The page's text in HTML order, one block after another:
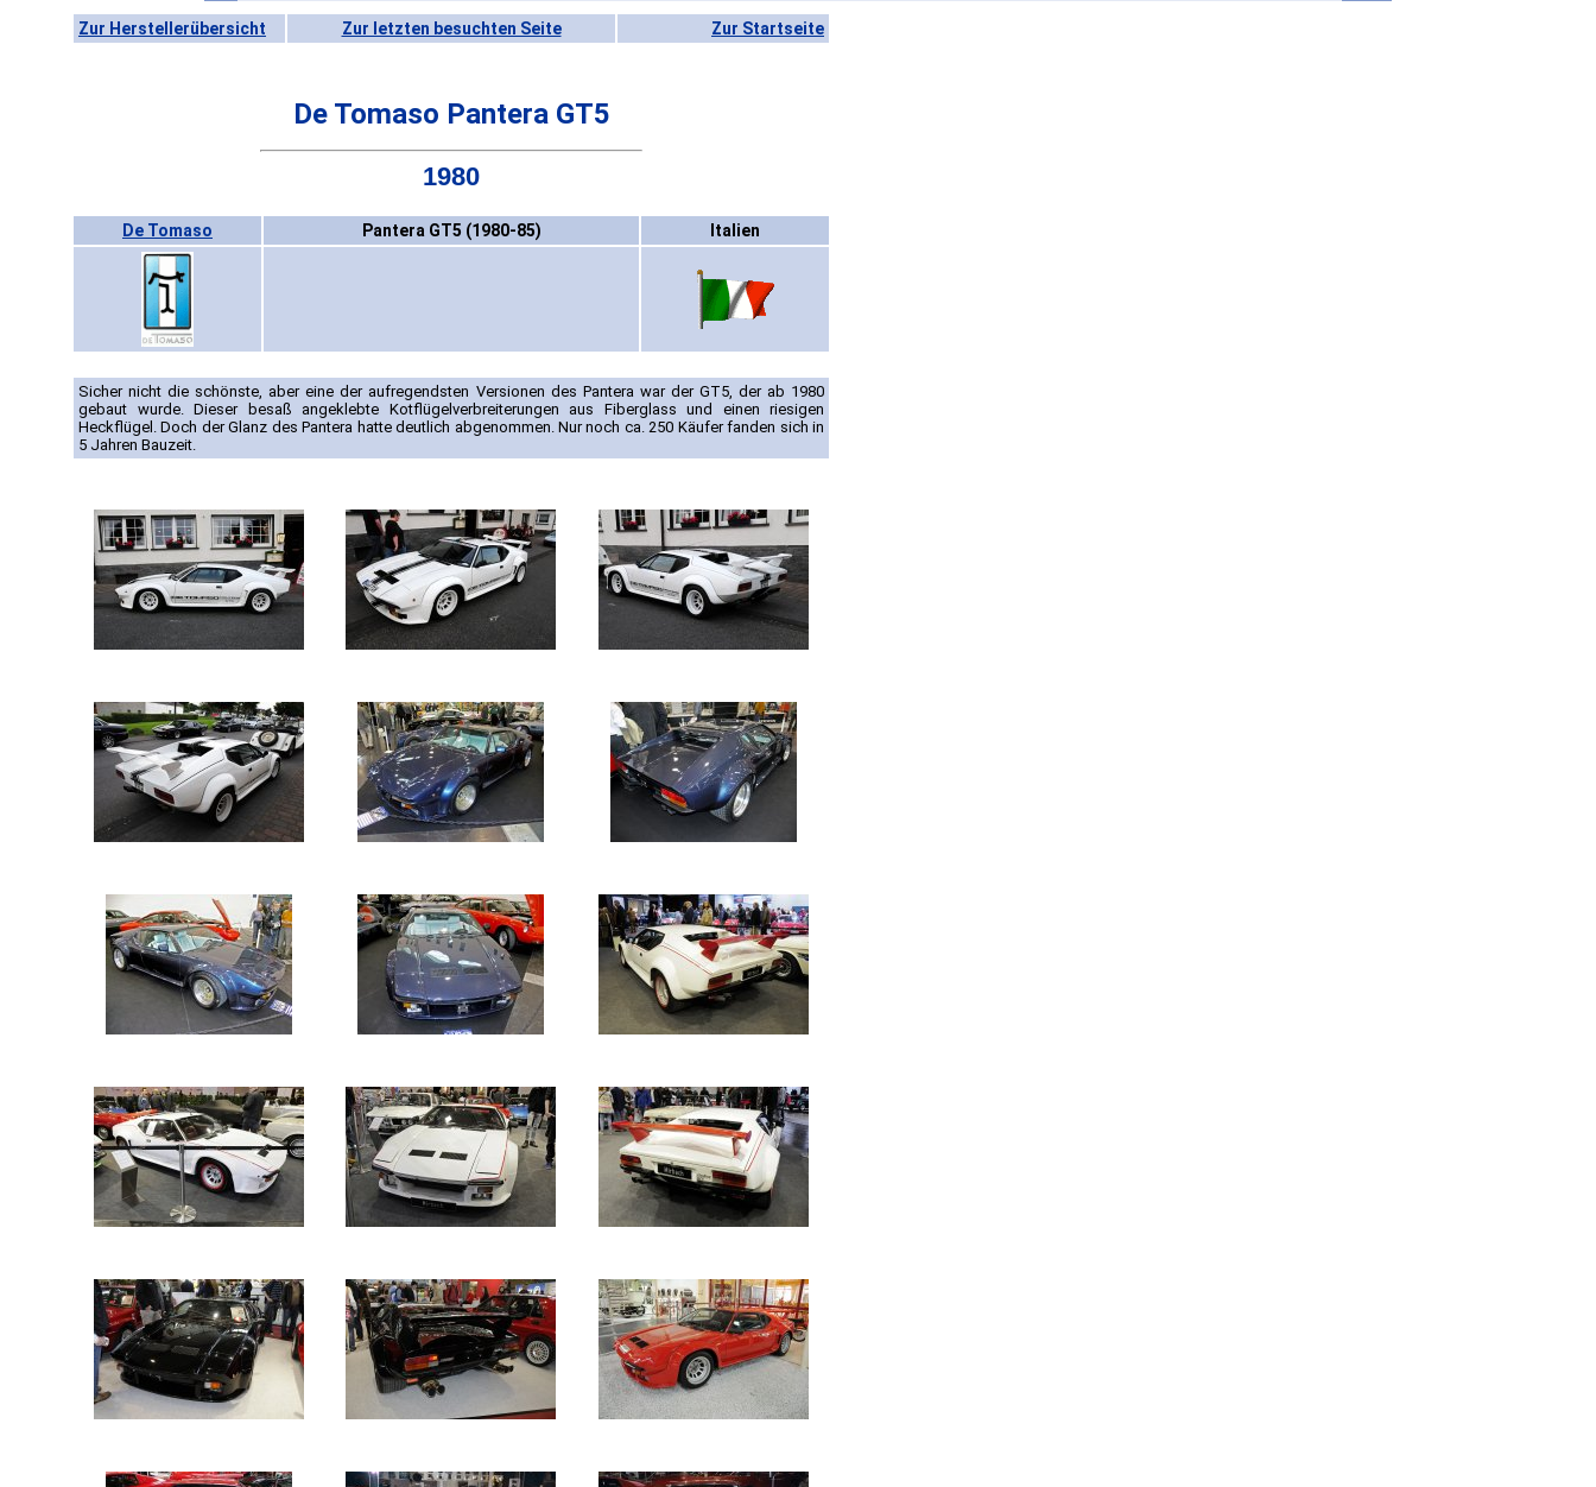
Zur Herstellerübersicht Zur letzten besuchten Seite Zur Startseite
De Tomaso Pantera GT5
1980
De Tomaso Pantera GT5 (1980-85) Italien
Sicher nicht die schönste, aber eine der aufregendsten Versionen des Pantera war der GT5, der ab 1980
gebaut wurde. Dieser besaß angeklebte Kotflügelverbreiterungen aus Fiberglass und einen riesigen
Heckflügel. Doch der Glanz des Pantera hatte deutlich abgenommen. Nur noch ca. 250 Käufer fanden sich in
5 Jahren Bauzeit.